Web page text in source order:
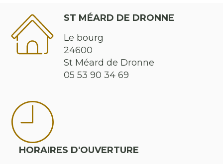
ST MÉARD DE DRONNE
Le bourg
24600
St Méard de Dronne
05 53 90 34 69
HORAIRES D'OUVERTURE